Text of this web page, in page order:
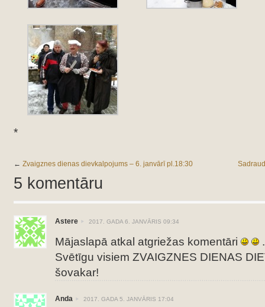
*
← Zvaigznes dienas dievkalpojums – 6. janvārī pl.18:30
5 komentāru
Astere 2017. GADA 6. JANVĀRIS 09:34
Mājaslapā atkal atgriežas komentāri
.
Svētīgu visiem ZVAIGZNES DIENAS
šovakar!
Anda 2017. GADA 5. JANVĀRIS 17:04